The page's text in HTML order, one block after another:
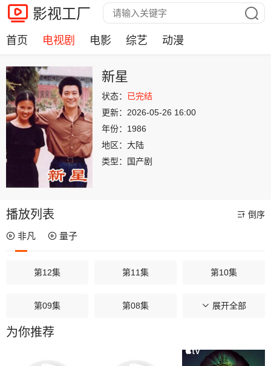
影视工厂
首页 电视剧 电影 综艺 动漫
新星
状态： 已完结
更新： 2026-05-26 16:00
年份： 1986
地区： 大陆
类型：
国产剧
播放列表 倒序
非凡 量子
第12集 第11集 第10集
第09集 第08集 第07集
第06集
展开全部
为你推荐